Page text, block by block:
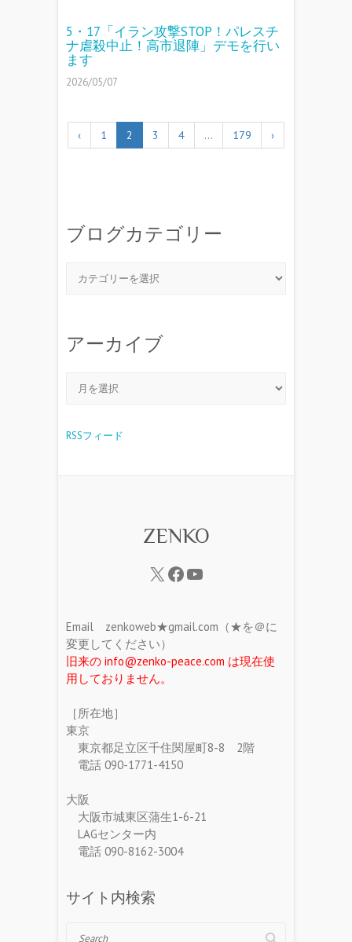
5・17「イラン攻撃STOP！パレスチ
ナ虐殺中止！高市退陣」デモを行い
ます
2026/05/07
‹ 1 2 3 4 … 179 ›
ブログカテゴリー
アーカイブ
RSSフィード
ZENKO
Email zenkoweb★gmail.com（★を＠に
変更してください）
旧来の info@zenko-peace.com は現在使
用しておりません。
［所在地］
東京
東京都足立区千住関屋町8-8 2階
電話 090-1771-4150
大阪
大阪市城東区蒲生1-6-21
LAGセンター内
電話 090-8162-3004
サイト内検索
Search